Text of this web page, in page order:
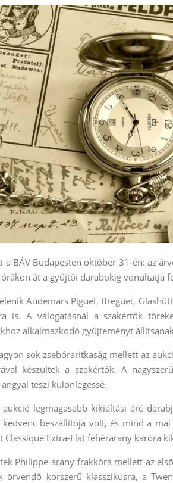
a BÁV Budapesten október 31-én: az
át a gyűjtői darabokig vonultatja
Audemars Piguet, Breguet,
is. A válogatásnál a szakértők
alkalmazkodó gyűjteményt
sok zsebóraritkaság mellett az
készültek a szakértők. A
teszi különlegessé.
legmagasabb kikiáltási árú
beszállítója volt, és mind a
Classique Extra-Flat fehérarany karóra
Philippe arany frakkóra mellett az
örvendő korszerű klasszikusra, a